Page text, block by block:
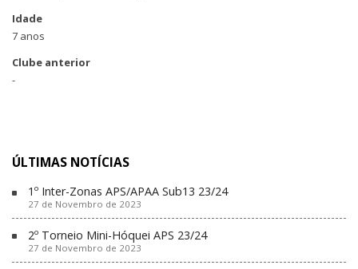
Idade
7 anos
Clube anterior
-
ÚLTIMAS NOTÍCIAS
1º Inter-Zonas APS/APAA Sub13 23/24
27 de Novembro de 2023
2º Torneio Mini-Hóquei APS 23/24
27 de Novembro de 2023